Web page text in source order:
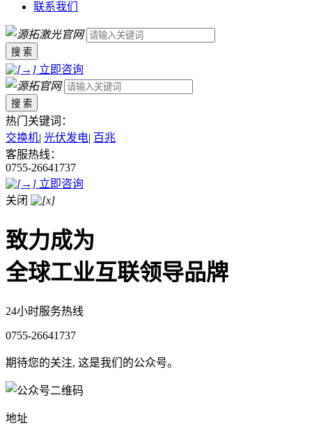
联系我们
搜 索
立即咨询
搜 索
热门关键词：
交换机| 光伏发电| 百兆
客服热线：
0755-26641737
立即咨询
关闭
致力成为
全球工业互联领导品牌
24小时服务热线
0755-26641737
期待您的关注, 这是我们的公众号。
地址